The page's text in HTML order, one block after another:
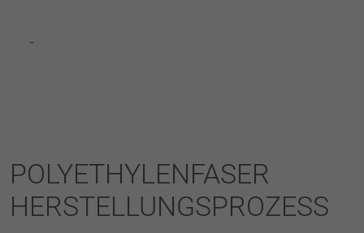
-
POLYETHYLENFASER
HERSTELLUNGSPROZESS